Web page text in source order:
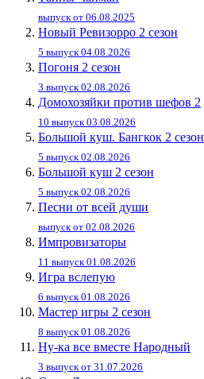
выпуск от 06.08.2025
Новый Ревизорро 2 сезон
5 выпуск 04.08.2026
Погоня 2 сезон
3 выпуск 02.08.2026
Домохозяйки против шефов 2
10 выпуск 03.08.2026
Большой куш. Бангкок 2 сезон
5 выпуск 02.08.2026
Большой куш 2 сезон
5 выпуск 02.08.2026
Песни от всей души
выпуск от 02.08.2026
Импровизаторы
11 выпуск 01.08.2026
Игра вслепую
6 выпуск 01.08.2026
Мастер игры 2 сезон
8 выпуск 01.08.2026
Ну-ка все вместе Народный
3 выпуск от 31.07.2026